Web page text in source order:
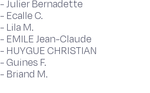
-Julier Bernadette
- Ecalle C.
- Lila M.
- EMILE Jean-Claude
- HUYGUE CHRISTIAN
-Guines F.
- Briand M.